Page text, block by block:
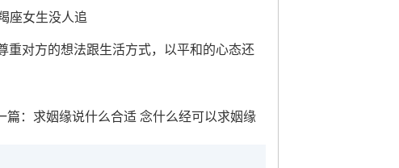
重对方的想法跟生活方式，以平和的心态还
篇： 求姻缘说什么合适 念什么经可以求姻缘